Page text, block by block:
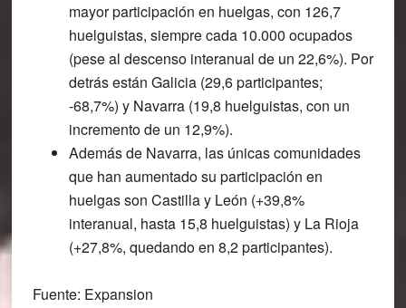
mayor participación en huelgas, con 126,7
huelguistas, siempre cada 10.000 ocupados
(pese al descenso interanual de un 22,6%). Por
detrás están Galicia (29,6 participantes;
-68,7%) y Navarra (19,8 huelguistas, con un
incremento de un 12,9%).
Además de Navarra, las únicas comunidades
que han aumentado su participación en
huelgas son Castilla y León (+39,8%
interanual, hasta 15,8 huelguistas) y La Rioja
(+27,8%, quedando en 8,2 participantes).
Fuente: Expansion